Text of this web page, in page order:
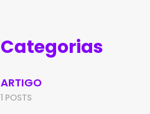
Categorias
ARTIGO
1 POSTS